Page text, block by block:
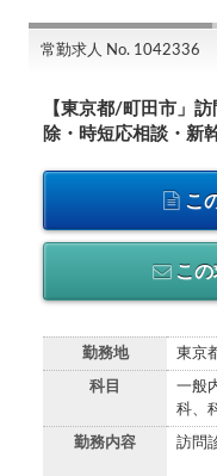
常勤求人 No. 1042336
【東京都/町田市」
除・時短応相談・新
こ
こ
勤務地 東京
科目
一般
科、
勤務内容 訪問